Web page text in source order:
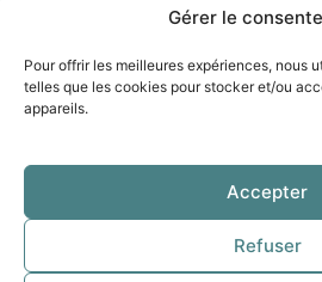
Gérer le
Pour offrir les meilleures expériences, nous
telles que les cookies pour stocker et/ou
appareils.
Accepter
Refuser
Laghetto
Équipements